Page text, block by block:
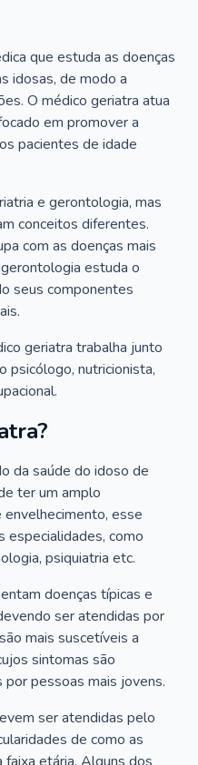
que estuda as doenças
idosas, de modo a
O médico geriatra atua
em promover a
pacientes de idade
e gerontologia, mas
conceitos diferentes.
com as doenças mais
estuda o
seus componentes
geriatra trabalha junto
psicólogo, nutricionista,
da saúde do idoso de
ter um amplo
esse
especialidades, como
psiquiatria etc.
doenças típicas e
ser atendidas por
mais suscetíveis a
sintomas são
pessoas mais jovens.
ser atendidas pelo
de como as